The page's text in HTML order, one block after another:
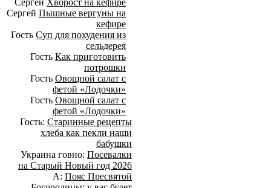
Сергей Пышные вергуны на
кефире
Гость Суп для похудения из
сельдерея
Гость Как приготовить
потрошки
Гость Овощной салат с
фетой «Лодочки»
Гость Овощной салат с
фетой «Лодочки»
Гость: Старинные рецепты
хлеба как пекли наши
бабушки
Украина говно: Посевалки
на Старый Новый год 2026
А: Пояс Пресвятой